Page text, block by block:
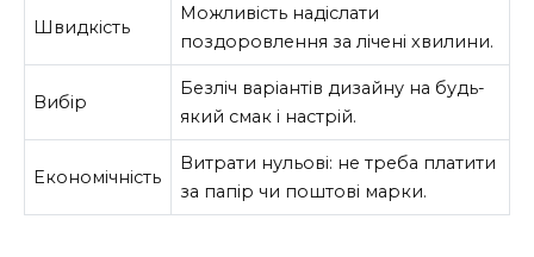
Швидкість
Можливість надіслати
поздоровлення за лічені хвилини.
Вибір
Безліч варіантів дизайну на будь-
який смак і настрій.
Економічність
Витрати нульові: не треба платити
за папір чи поштові марки.